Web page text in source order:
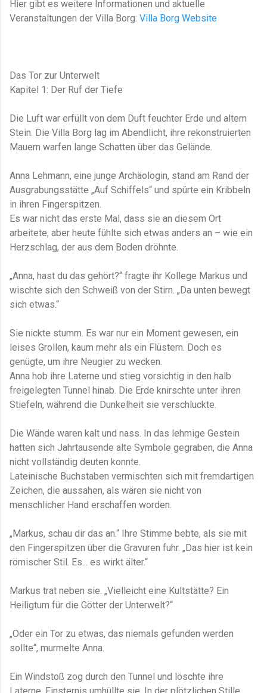
Hier gibt es weitere Informationen und aktuelle
Veranstaltungen der Villa Borg: Villa Borg Website
Das Tor zur Unterwelt
Kapitel 1: Der Ruf der Tiefe
Die Luft war erfüllt von dem Duft feuchter Erde und altem
Stein. Die Villa Borg lag im Abendlicht, ihre rekonstruierten
Mauern warfen lange Schatten über das Gelände.
Anna Lehmann, eine junge Archäologin, stand am Rand der
Ausgrabungsstätte „Auf Schiffels“ und spürte ein Kribbeln
in ihren Fingerspitzen.
Es war nicht das erste Mal, dass sie an diesem Ort
arbeitete, aber heute fühlte sich etwas anders an – wie ein
Herzschlag, der aus dem Boden dröhnte.
„Anna, hast du das gehört?“ fragte ihr Kollege Markus und
wischte sich den Schweiß von der Stirn. „Da unten bewegt
sich etwas.“
Sie nickte stumm. Es war nur ein Moment gewesen, ein
leises Grollen, kaum mehr als ein Flüstern. Doch es
genügte, um ihre Neugier zu wecken.
Anna hob ihre Laterne und stieg vorsichtig in den halb
freigelegten Tunnel hinab. Die Erde knirschte unter ihren
Stiefeln, während die Dunkelheit sie verschluckte.
Die Wände waren kalt und nass. In das lehmige Gestein
hatten sich Jahrtausende alte Symbole gegraben, die Anna
nicht vollständig deuten konnte.
Lateinische Buchstaben vermischten sich mit fremdartigen
Zeichen, die aussahen, als wären sie nicht von
menschlicher Hand erschaffen worden.
„Markus, schau dir das an.“ Ihre Stimme bebte, als sie mit
den Fingerspitzen über die Gravuren fuhr. „Das hier ist kein
römischer Stil. Es... es wirkt älter.“
Markus trat neben sie. „Vielleicht eine Kultstätte? Ein
Heiligtum für die Götter der Unterwelt?“
„Oder ein Tor zu etwas, das niemals gefunden werden
sollte“, murmelte Anna.
Ein Windstoß zog durch den Tunnel und löschte ihre
Laterne. Finsternis umhüllte sie. In der plötzlichen Stille